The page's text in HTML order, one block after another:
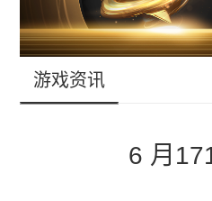
游戏资讯
6 月